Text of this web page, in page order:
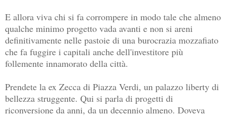
E allora viva chi si fa corrompere in modo tale che almeno
qualche minimo progetto vada avanti e non si areni
definitivamente nelle pastoie di una burocrazia mozzafiato
che fa fuggire i capitali anche dell'investitore più
follemente innamorato della città.
Prendete la ex Zecca di Piazza Verdi, un palazzo liberty di
bellezza struggente. Qui si parla di progetti di
riconversione da anni, da un decennio almeno. Doveva